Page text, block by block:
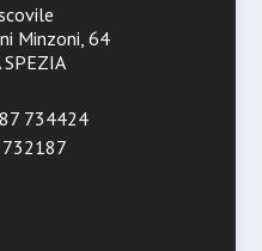
Minzoni, 64
734424